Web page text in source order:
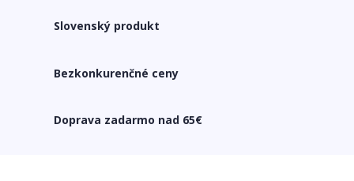
Slovenský produkt
Bezkonkurenčné ceny
Doprava zadarmo nad 65€